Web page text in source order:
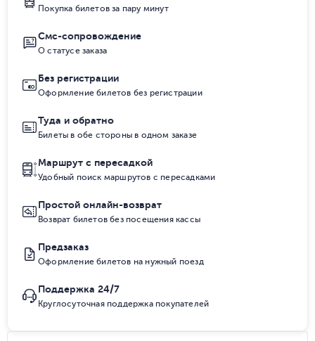
Покупка билетов за пару минут
Смс-сопровождение
О статусе заказа
Без регистрации
Оформление билетов без регистрации
Туда и обратно
Билеты в обе стороны в одном заказе
Маршрут с пересадкой
Удобный поиск маршрутов с пересадками
Простой онлайн-возврат
Возврат билетов без посещения кассы
Предзаказ
Оформление билетов на нужный поезд
Поддержка 24/7
Круглосуточная поддержка покупателей